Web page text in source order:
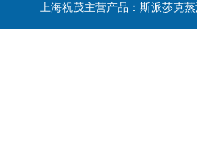
上海祝茂主营产品：斯派莎克